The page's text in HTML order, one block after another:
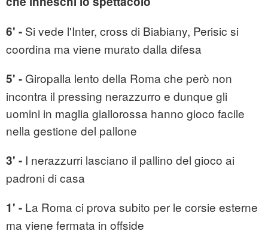
6' - Si vede l'Inter, cross di Biabiany, Perisic si
coordina ma viene murato dalla difesa
5' - Giropalla lento della Roma che però non
incontra il pressing nerazzurro e dunque gli
uomini in maglia giallorossa hanno gioco facile
nella gestione del pallone
3' - I nerazzurri lasciano il pallino del gioco ai
padroni di casa
1' - La Roma ci prova subito per le corsie esterne
ma viene fermata in offside